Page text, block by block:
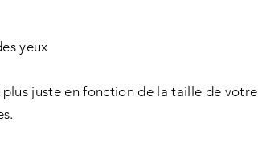
yeux
juste en fonction de la taille de votre